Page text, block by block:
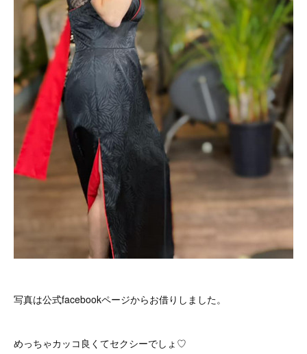
写真は公式facebookページからお借りしました。
めっちゃカッコ良くてセクシーでしょ♡